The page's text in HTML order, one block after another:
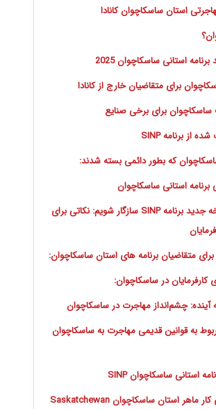
9 چگونه با نسخه جدید برنامه SINP سازگار شویم: نکاتی برای
مربوط به قوانین قدیمی مهاجرت به ساسکاچوان
15 برنامه نیروی کار ماهر استان ساسکاچوان Saskatchewan